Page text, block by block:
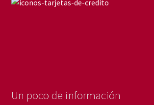
Un poco de información